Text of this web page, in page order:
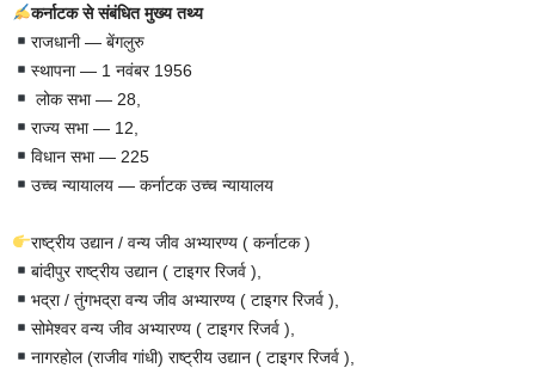
कर्नाटक से संबंधित मुख्य तथ्य
राजधानी — बेंगलुरु
स्थापना — 1 नवंबर 1956
लोक सभा — 28,
राज्य सभा — 12,
विधान सभा — 225
उच्च न्यायालय — कर्नाटक उच्च न्यायालय
राष्ट्रीय उद्यान / वन्य जीव अभ्यारण्य ( कर्नाटक )
बांदीपुर राष्ट्रीय उद्यान ( टाइगर रिजर्व ),
भद्रा / तुंगभद्रा वन्य जीव अभ्यारण्य ( टाइगर रिजर्व ),
सोमेश्वर वन्य जीव अभ्यारण्य ( टाइगर रिजर्व ),
नागरहोल (राजीव गांधी) राष्ट्रीय उद्यान ( टाइगर रिजर्व ),